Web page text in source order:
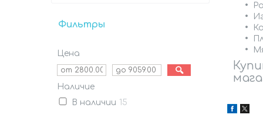
Фильтры
Цена
Наличие
В наличии 15